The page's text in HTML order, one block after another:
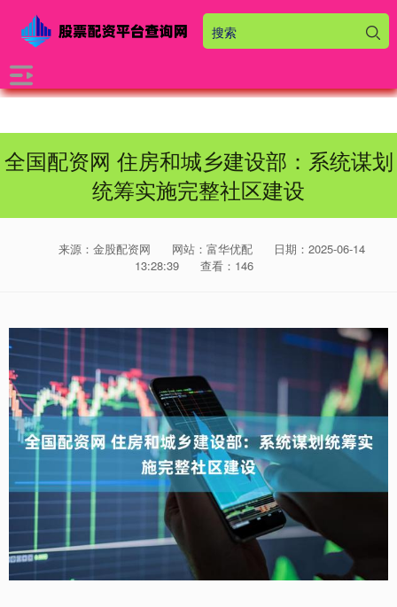
全国配资网 住房和城乡建设部：系统谋划
统筹实施完整社区建设
来源：金股配资网 网站：富华优配
日期：2025-06-14
13:28:39
查看：146